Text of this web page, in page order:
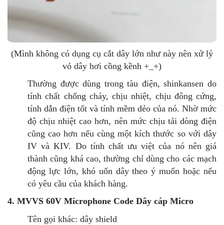
(Mình không có dụng cụ cắt dây lớn như này nên xử lý
vỏ dây hơi cồng kềnh +_+)
Thường được dùng trong tàu điện, shinkansen do
tính chất chống cháy, chịu nhiệt, chịu đông cứng,
tính dẫn điện tốt và tính mềm dẻo của nó. Nhờ mức
độ chịu nhiệt cao hơn, nên mức chịu tải dòng điện
cũng cao hơn nếu cùng một kích thước so với dây
IV và KIV. Do tính chất ưu việt của nó nên giá
thành cũng khá cao, thường chỉ dùng cho các mạch
động lực lớn, khó uốn dây theo ý muốn hoặc nếu
có yêu cầu của khách hàng.
4. MVVS 60V Microphone Code Dây cáp Micro
Tên gọi khác: dây shield